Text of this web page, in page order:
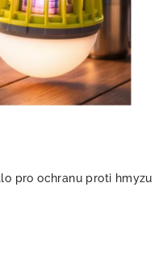
pro ochranu proti hmyzu